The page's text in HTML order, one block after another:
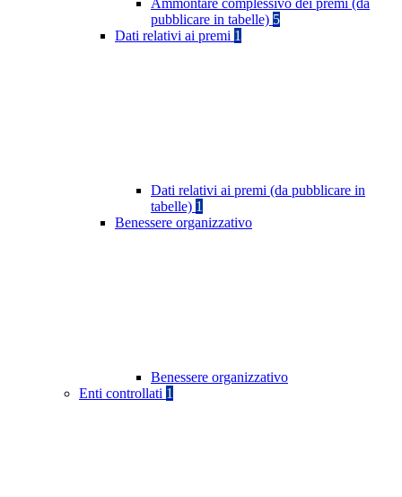
Ammontare complessivo dei premi (da
pubblicare in tabelle) 5
Dati relativi ai premi 1
Dati relativi ai premi (da pubblicare in
tabelle) 1
Benessere organizzativo
Benessere organizzativo
Enti controllati 1